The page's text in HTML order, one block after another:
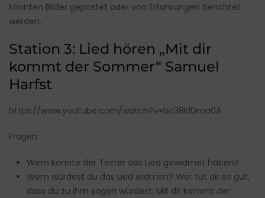
könnten Bilder gepostet oder von Erfahrungen berichtet
werden.
Station 3: Lied hören „Mit dir
kommt der Sommer“ Samuel
Harfst
https://www.youtube.com/watch?v=bo38k1Dma0A
Fragen:
Wem könnte der Texter das Lied gewidmet haben?
Wem würdest du das Lied widmen? Wer tut dir so gut,
dass du zu ihm sagen würdest: Mit dir kommt der